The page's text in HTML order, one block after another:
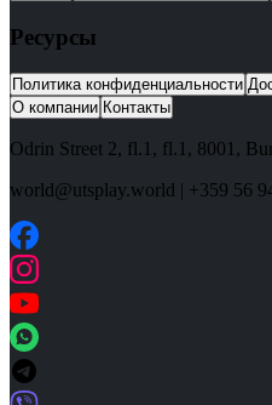
Ресурсы
Политика конфиденциальности
О компании Контакты
Odrin Street 2, fl.1 , fl.1, 8001 ,
world@utsplay.world | +359 56